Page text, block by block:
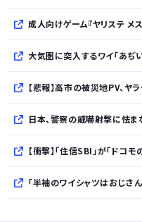
成人向けゲーム『ヤリステ メスブター』開発者絶望、
大気圏に突入するワイ「あぢい
【悲報】高市の被災地PV、ヤラセが判明
日本、警察の威嚇射撃に怯
【衝撃】「住信SBI」が「ドコモ
「半袖のワイシャツはおじさ